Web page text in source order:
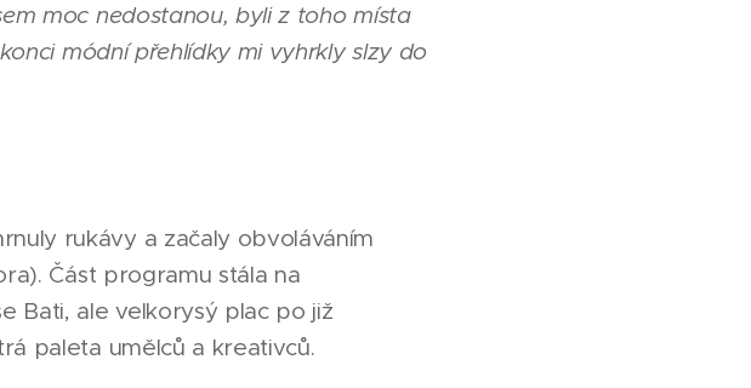
moc nedostanou, byli z toho místa
módní přehlídky mi vyhrkly slzy do
rukávy a začaly obvoláváním
Část programu stála na
Bati, ale velkorysý plac po již
paleta umělců a kreativců.